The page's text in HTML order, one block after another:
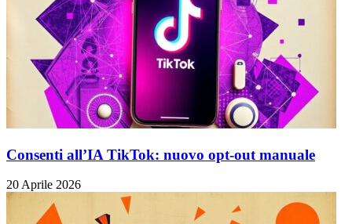
Consenti all’IA TikTok: nuovo opt-out manuale
20 Aprile 2026